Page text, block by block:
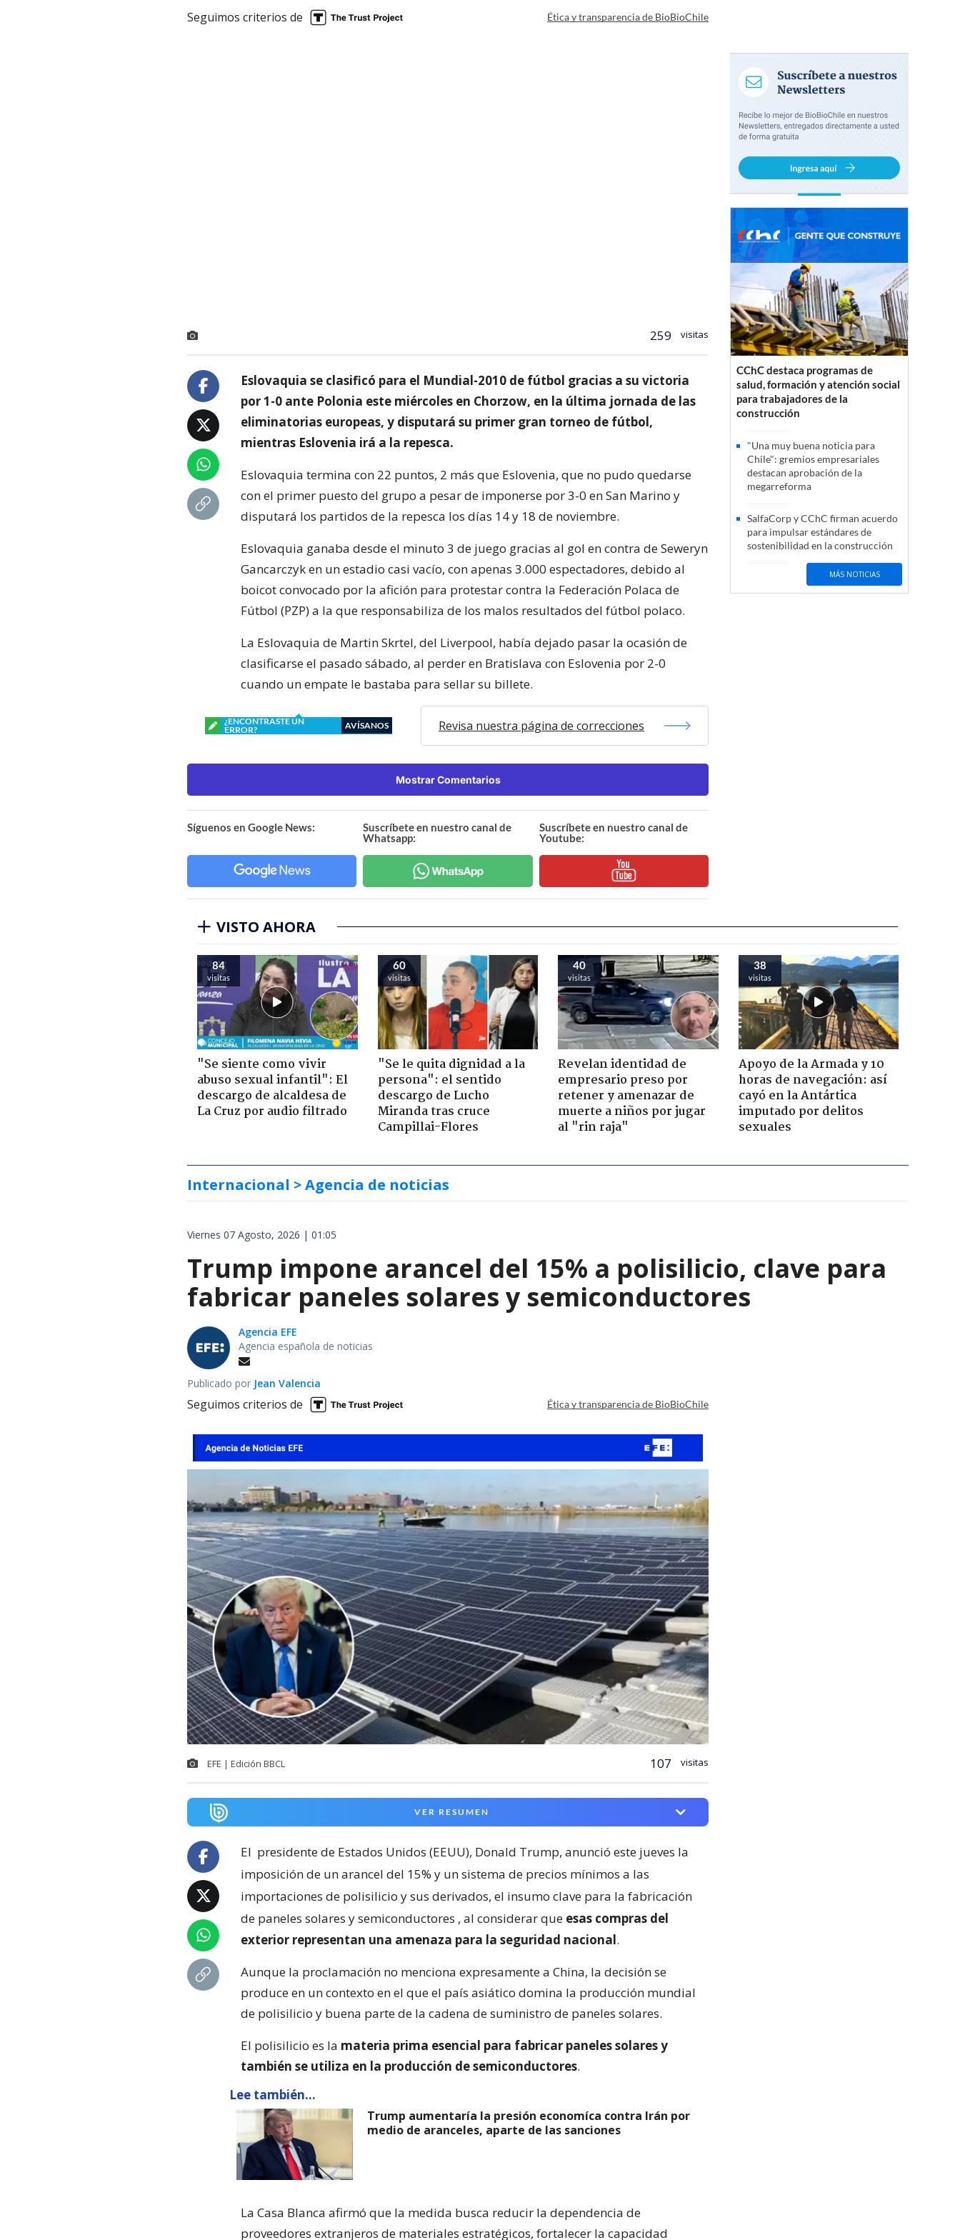
Seguimos criterios de Ética y transparencia de BioBioChile
259 visitas
Eslovaquia se clasificó para el Mundial-2010 de fútbol gracias a su victoria
por 1-0 ante Polonia este miércoles en Chorzow, en la última jornada de las
eliminatorias europeas, y disputará su primer gran torneo de fútbol,
mientras Eslovenia irá a la repesca.
Eslovaquia termina con 22 puntos, 2 más que Eslovenia, que no pudo quedarse
con el primer puesto del grupo a pesar de imponerse por 3-0 en San Marino y
disputará los partidos de la repesca los días 14 y 18 de noviembre.
Eslovaquia ganaba desde el minuto 3 de juego gracias al gol en contra de Seweryn
Gancarczyk en un estadio casi vacío, con apenas 3.000 espectadores, debido al
boicot convocado por la afición para protestar contra la Federación Polaca de
Fútbol (PZP) a la que responsabiliza de los malos resultados del fútbol polaco.
La Eslovaquia de Martin Skrtel, del Liverpool, había dejado pasar la ocasión de
clasificarse el pasado sábado, al perder en Bratislava con Eslovenia por 2-0
cuando un empate le bastaba para sellar su billete.
¿ENCONTRASTE UN
ERROR?
AVÍSANOS Revisa nuestra página de correcciones
Mostrar Comentarios
Síguenos en Google News:
Suscríbete en nuestro canal de
Whatsapp:
Suscríbete en nuestro canal de
Youtube:
CChC destaca programas de
salud, formación y atención social
para trabajadores de la
construcción
"Una muy buena noticia para
Chile": gremios empresariales
destacan aprobación de la
megarreforma
SalfaCorp y CChC firman acuerdo
para impulsar estándares de
sostenibilidad en la construcción
MÁS NOTICIAS
VISTO AHORA
84
visitas
"Se siente como vivir
abuso sexual infantil": El
descargo de alcaldesa de
La Cruz por audio filtrado
60
visitas
"Se le quita dignidad a la
persona": el sentido
descargo de Lucho
Miranda tras cruce
Campillai-Flores
40
visitas
Revelan identidad de
empresario preso por
retener y amenazar de
muerte a niños por jugar
al "rin raja"
38
visitas
Apoyo de la Armada y 10
horas de navegación: así
cayó en la Antártica
imputado por delitos
sexuales
Internacional > Agencia de noticias
Viernes 07 Agosto, 2026 | 01:05
Trump impone arancel del 15% a polisilicio, clave para
fabricar paneles solares y semiconductores
Agencia EFE
Agencia española de noticias
Publicado por Jean Valencia
Seguimos criterios de Ética y transparencia de BioBioChile
EFE | Edición BBCL 107 visitas
VER RESUMEN
El presidente de Estados Unidos (EEUU), Donald Trump, anunció este jueves la
imposición de un arancel del 15% y un sistema de precios mínimos a las
importaciones de polisilicio y sus derivados, el insumo clave para la fabricación
de paneles solares y semiconductores , al considerar que esas compras del
exterior representan una amenaza para la seguridad nacional.
Aunque la proclamación no menciona expresamente a China, la decisión se
produce en un contexto en el que el país asiático domina la producción mundial
de polisilicio y buena parte de la cadena de suministro de paneles solares.
El polisilicio es la materia prima esencial para fabricar paneles solares y
también se utiliza en la producción de semiconductores.
Lee también...
Trump aumentaría la presión economíca contra Irán por
medio de aranceles, aparte de las sanciones
La Casa Blanca afirmó que la medida busca reducir la dependencia de
proveedores extranjeros de materiales estratégicos, fortalecer la capacidad